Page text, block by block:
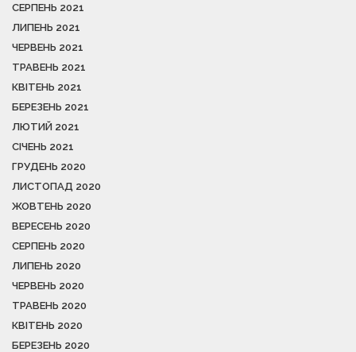
СЕРПЕНЬ 2021
ЛИПЕНЬ 2021
ЧЕРВЕНЬ 2021
ТРАВЕНЬ 2021
КВІТЕНЬ 2021
БЕРЕЗЕНЬ 2021
ЛЮТИЙ 2021
СІЧЕНЬ 2021
ГРУДЕНЬ 2020
ЛИСТОПАД 2020
ЖОВТЕНЬ 2020
ВЕРЕСЕНЬ 2020
СЕРПЕНЬ 2020
ЛИПЕНЬ 2020
ЧЕРВЕНЬ 2020
ТРАВЕНЬ 2020
КВІТЕНЬ 2020
БЕРЕЗЕНЬ 2020